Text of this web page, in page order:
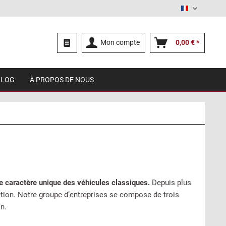
Français
Mon compte 0,00 € *
À PROPOS DE NOUS
caractère unique des véhicules classiques. Depuis plus
Notre groupe d’entreprises se compose de trois